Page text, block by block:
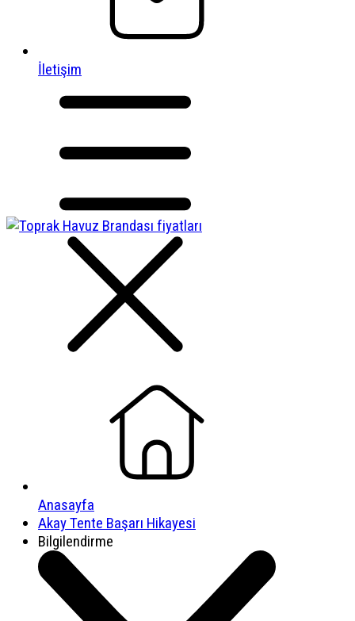
İletişim
Anasayfa
Akay Tente Başarı Hikayesi
Bilgilendirme